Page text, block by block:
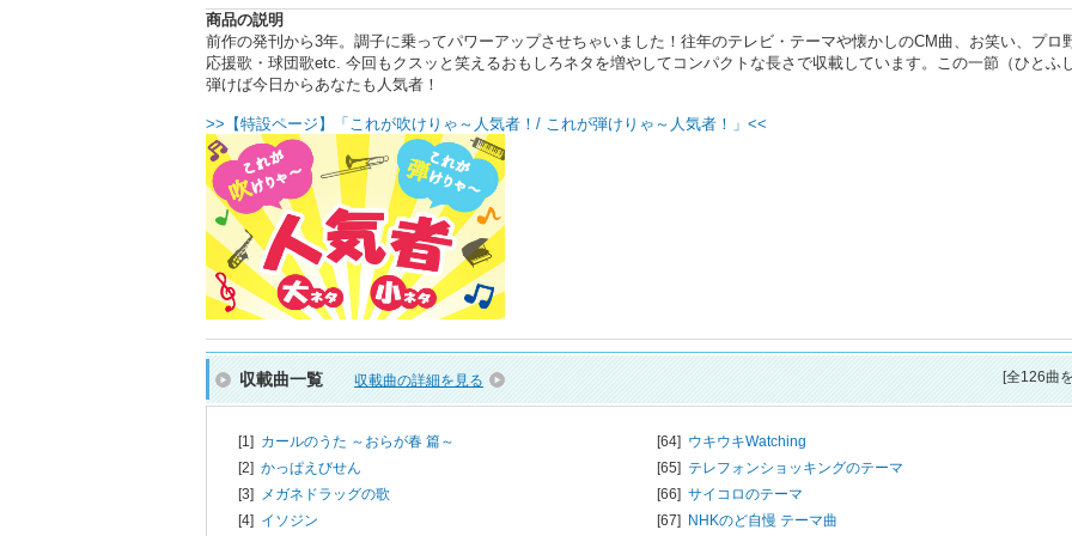
商品の説明
前作の発刊から3年。調子に乗ってパワーアップさせちゃいました！往年のテレビ・テーマや懐かしのCM曲、お笑い、プロ
応援歌・球団歌etc. 今回もクスッと笑えるおもしろネタを増やしてコンパクトな長さで収載しています。この一節（ひとふ
弾けば今日からあなたも人気者！
>>【特設ページ】「これが吹けりゃ～人気者！/ これが弾けりゃ～人気者！」<<
収載曲一覧 収載曲の詳細を見る [全126曲
[1] カールのうた ～おらが春 篇～
[2] かっぱえびせん
[3]
メガネドラッグの歌
[4] イソジン
[64] ウキウキWatching
[65] テレフォンショッキングのテーマ
[66] サイコロのテーマ
[67]
NHKのど自慢 テーマ曲